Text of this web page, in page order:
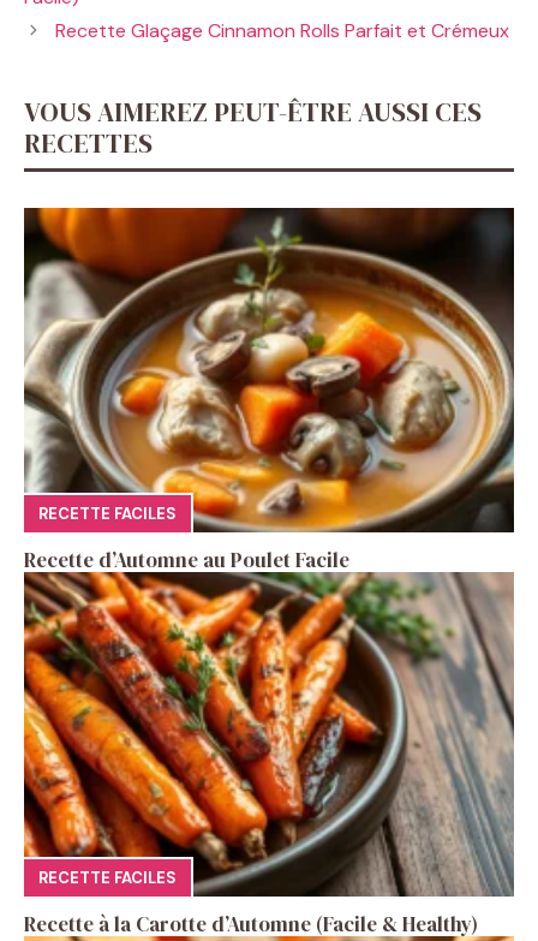
Recette Glaçage Cinnamon Rolls Parfait et Crémeux
VOUS AIMEREZ PEUT-ÊTRE AUSSI CES
RECETTES
RECETTE FACILES
Recette d’Automne au Poulet Facile
RECETTE FACILES
Recette à la Carotte d’Automne (Facile & Healthy)